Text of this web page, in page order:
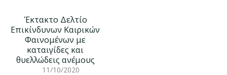
Έκτακτο Δελτίο
Επικίνδυνων Καιρικών
Φαινομένων με
καταιγίδες και
θυελλώδεις ανέμους
11/10/2020